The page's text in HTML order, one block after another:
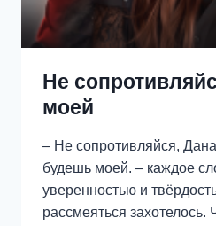
Не
моей
– Не сопротивляйся,
будешь моей. – каждое
уверенностью и
рассмеяться захотелось.